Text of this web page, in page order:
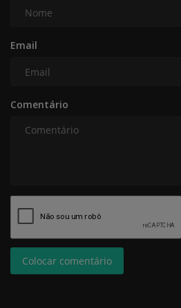
Email
Comentário
Colocar comentário